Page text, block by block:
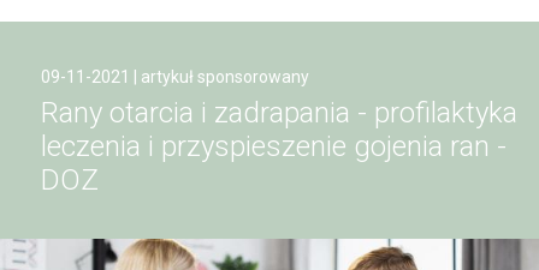
09-11-2021 | artykuł sponsorowany
Rany otarcia i zadrapania - profilaktyka
leczenia i przyspieszenie gojenia ran -
DOZ